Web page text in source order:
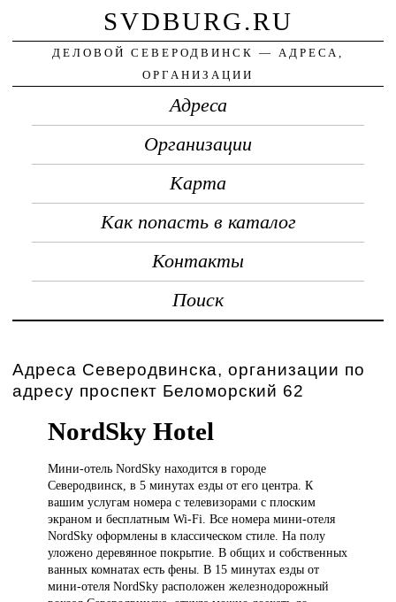
SVDBURG.RU
ДЕЛОВОЙ СЕВЕРОДВИНСК — АДРЕСА,
ОРГАНИЗАЦИИ
Адреса
Организации
Карта
Как попасть в каталог
Контакты
Поиск
Адреса Северодвинска, организации по
адресу проспект Беломорский 62
NordSky Hotel
Мини-отель NordSkyнаходится в городе
Северодвинск, в 5 минутах езды от его центра. К
вашим услугам номера с телевизорами с плоским
экраном и бесплатным Wi-Fi. Все номера мини-отеля
NordSky оформлены в классическом стиле. На полу
уложено деревянное покрытие. В общих и собственных
ванных комнатах есть фены. В 15 минутах езды от
мини-отеля NordSky расположен железнодорожный